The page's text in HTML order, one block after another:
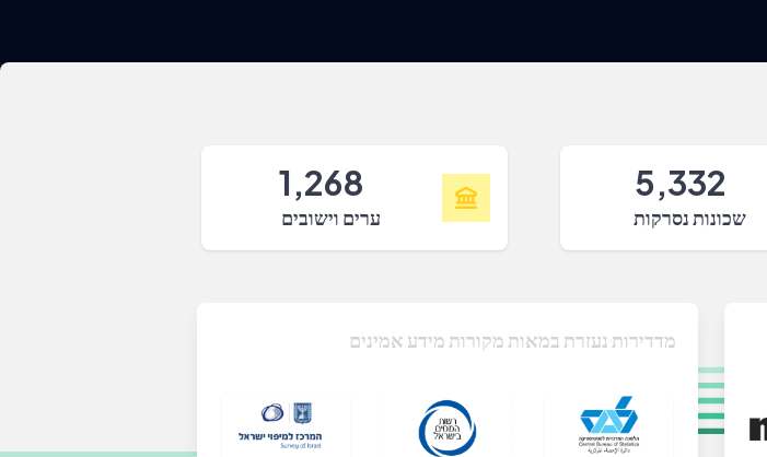
1,268
ערים וישובים
5,332
שכונות נסרקות
מדדירות נעזרת במאות מקורות מידע אמינים